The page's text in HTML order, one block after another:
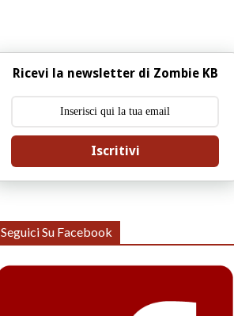
Ricevi la newsletter di Zombie KB
Iscritivi
Seguici Su Facebook